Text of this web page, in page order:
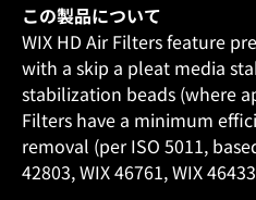
この製品について
WIX HD Air Filters feature
with a skip a pleat media
stabilization beads (where
Filters have a minimum
removal (per ISO 5011,
42803, WIX 46761, WIX